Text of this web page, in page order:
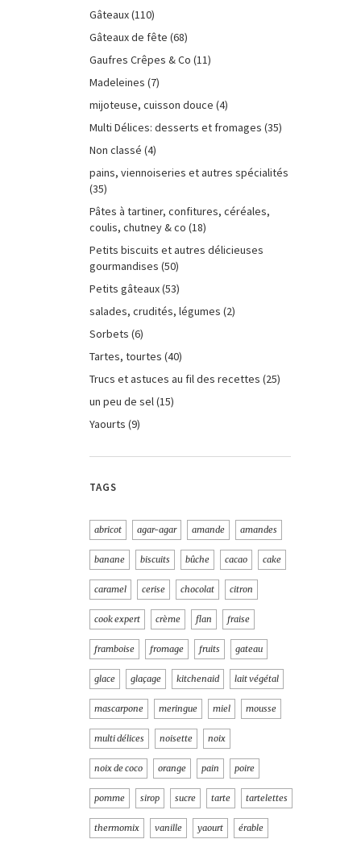
Gâteaux(110)
Gâteaux de fête (68)
Gaufres Crêpes & Co (11)
Madeleines (7)
mijoteuse, cuisson douce (4)
Multi Délices: desserts et fromages (35)
Non classé (4)
pains, viennoiseries et autres spécialités
(35)
Pâtes à tartiner, confitures, céréales,
coulis, chutney & co (18)
Petits biscuits et autres délicieuses
gourmandises (50)
Petits gâteaux(53)
salades, crudités, légumes (2)
Sorbets (6)
Tartes, tourtes (40)
Trucs et astuces au fil des recettes (25)
un peu de sel(15)
Yaourts (9)
TAGS
abricot agar-agar amande amandes
banane biscuits bûche cacao cake
caramel cerise chocolat citron
cook expert crème flan fraise
framboise fromage fruits gateau
glace glaçage kitchenaid lait végétal
mascarpone meringue miel mousse
multi délices noisette noix
noix de coco orange pain poire
pomme sirop sucre tarte tartelettes
thermomix vanille yaourt érable